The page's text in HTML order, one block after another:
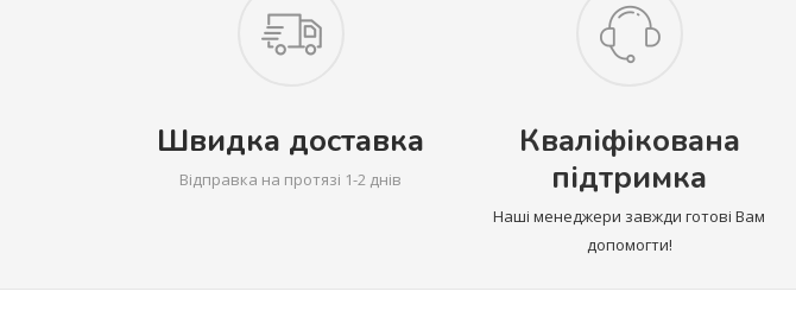
Швидка доставка
Відправка на протязі 1-2 днів
Кваліфікована
підтримка
Наші менеджери завжди готові Вам
допомогти!